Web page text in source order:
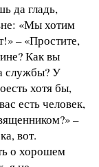
да гладь,
«Мы хотим
– «Простите,
Как вы
службы? У
хотя бы,
есть человек,
–
вот.
о хорошем